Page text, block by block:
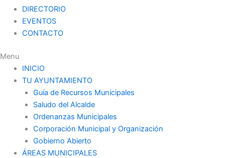
DIRECTORIO
EVENTOS
CONTACTO
Menu
INICIO
TU AYUNTAMIENTO
Guía de Recursos Municipales
Saludo del Alcalde
Ordenanzas Municipales
Corporación Municipal y Organización
Gobierno Abierto
ÁREAS MUNICIPALES